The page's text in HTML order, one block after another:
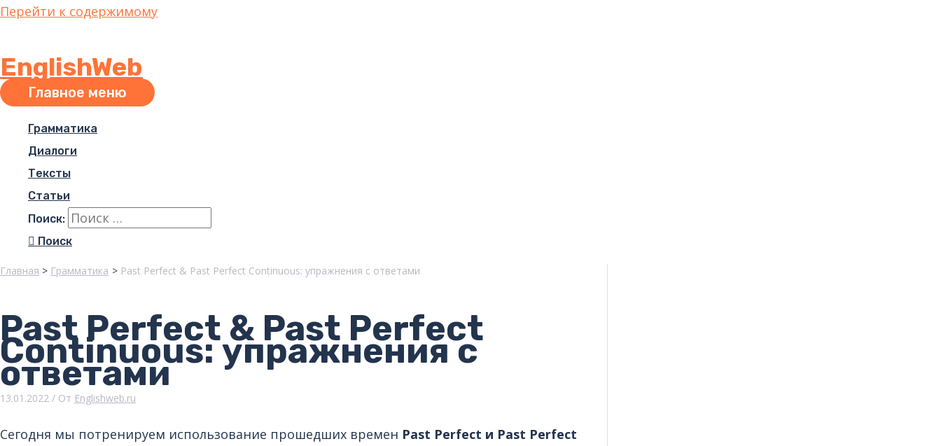
Перейти к содержимому
EnglishWeb
Главное меню
Грамматика
Диалоги
Тексты
Статьи
Поиск:
Поиск
Главная Грамматика Past Perfect & Past Perfect Continuous: упражнения с ответами
Past Perfect & Past Perfect
Continuous: упражнения с
ответами
13.01.2022 / От Englishweb.ru
Сегодня мы потренируем использование прошедших времен Past Perfect и Past Perfect